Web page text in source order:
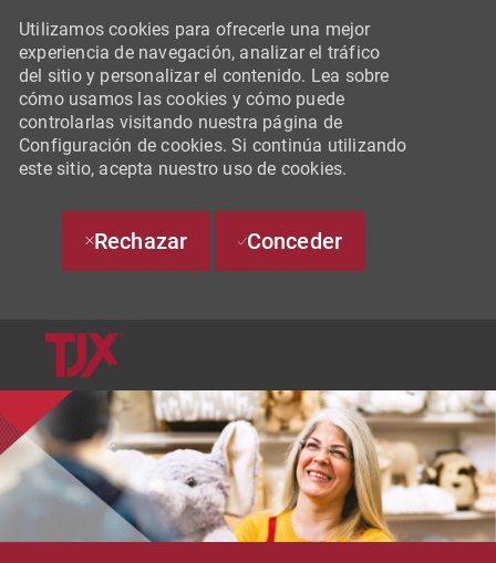
Utilizamos cookies para ofrecerle una mejor
experiencia de navegación, analizar el tráfico
del sitio y personalizar el contenido. Lea sobre
cómo usamos las cookies y cómo puede
controlarlas visitando nuestra página de
Configuración de cookies. Si continúa utilizando
este sitio, acepta nuestro uso de cookies.
Rechazar Conceder